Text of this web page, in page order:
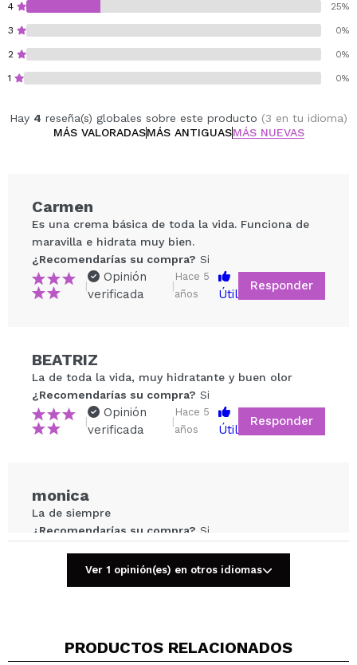
4 25%
3 0%
2 0%
1 0%
Hay 4 reseña(s) globales sobre este producto (3 en tu idioma)
MÁS VALORADASMÁS ANTIGUASMÁS NUEVAS
Compartir un vídeo o una foto
Tu vídeo podría ser el primero. Imagínatelo...
¿Recomendarías su compra? Si No
Carmen
Es una crema básica de toda la vida. Funciona de
maravilla e hidrata muy bien.
¿Recomendarías su compra? Si
|
Opinión
verificada
|
Hace 5
años
Útil
Responder
BEATRIZ
La de toda la vida, muy hidratante y buen olor
¿Recomendarías su compra? Si
|
Opinión
verificada
|
Hace 5
años
Útil
Responder
monica
La de siempre
¿Recomendarías su compra? Si
|Hace 6 años Útil Responder
Ver 1 opinión(es) en otros idiomas
PRODUCTOS RELACIONADOS